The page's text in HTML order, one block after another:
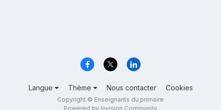
Langue Thème Nous contacter Cookies
Copyright © Enseignants du primaire
Powered by Invision Community